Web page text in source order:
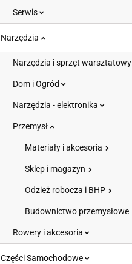
Serwis
Narzędzia
Narzędzia i sprzęt warsztatowy
Dom i Ogród
Narzędzia - elektronika
Przemysł
Materiały i akcesoria
Sklep i magazyn
Odzież robocza i BHP
Budownictwo przemysłowe
Rowery i akcesoria
Części Samochodowe